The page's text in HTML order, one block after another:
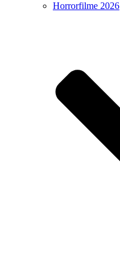
Horrorfilme 2026